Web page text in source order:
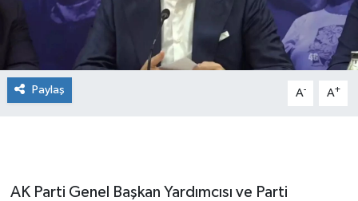
Paylaş A- A+
AK Parti Genel Başkan Yardımcısı ve Parti